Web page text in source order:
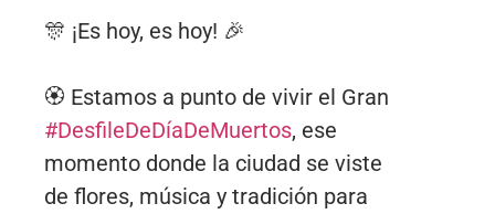
🎊 ¡Es hoy, es hoy! 🎉
🏵️ Estamos a punto de vivir el Gran
#DesfileDeDíaDeMuertos, ese
momento donde la ciudad se viste
de flores, música y tradición para